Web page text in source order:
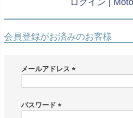
ログイン |
会員登録がお済みのお客様
メールアドレス
)
パスワード